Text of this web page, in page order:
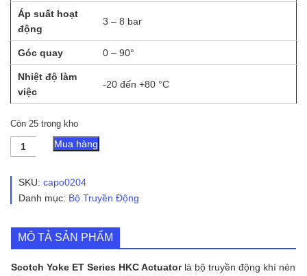
Áp suất hoạt
động
3 – 8 bar
Góc quay 0 – 90°
Nhiệt độ làm
việc
-20 đến +80 °C
Còn 25 trong kho
Scotch
Yoke
Series
Actuator
lượng
Mua hàng
SKU: capo0204
Danh mục: Bộ Truyền Động
MÔ TẢ SẢN PHẨM
Scotch Yoke ET Series HKC Actuatorlà bộ truyền động khí nén